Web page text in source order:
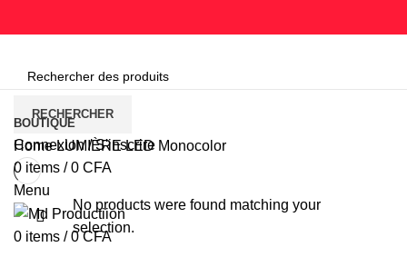
RECHERCHER
Connexion / S'inscrire
0 items / 0 CFA
Menu
0 items / 0CFA
BOUTIQUE
HomeLUMIÈRELED Monocolor
No products were found matching your
selection.